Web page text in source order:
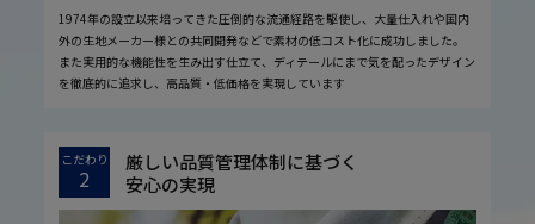
1974年の設立以来培ってきた圧倒的な流通経路を駆使し、大量仕入れや国内
外の生地メーカー様との共同開発などで素材の低コスト化に成功しました。
また実用的な機能性を生み出す仕立て、ディテールにまで気を配ったデザイン
を徹底的に追求し、高品質・低価格を実現しています
こだわり
2
厳しい品質管理体制に基づく
安心の実現